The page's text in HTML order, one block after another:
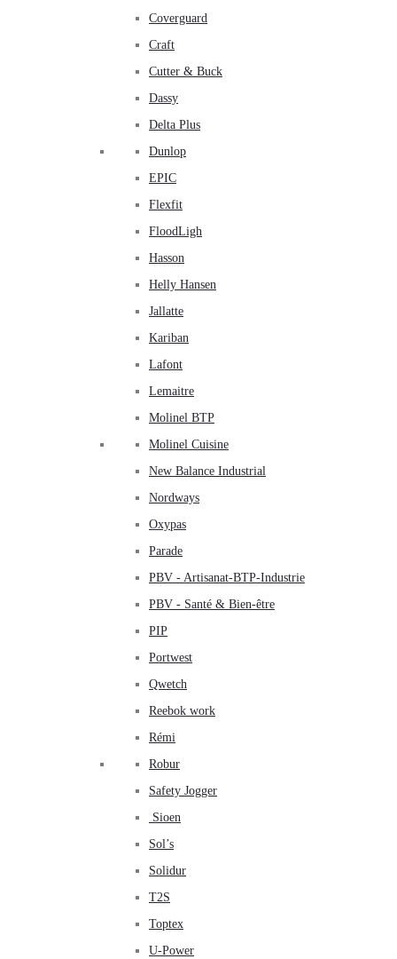
Coverguard
Craft
Cutter & Buck
Dassy
Delta Plus
Dunlop
EPIC
Flexfit
FloodLigh
Hasson
Helly Hansen
Jallatte
Kariban
Lafont
Lemaitre
Molinel BTP
Molinel Cuisine
New Balance Industrial
Nordways
Oxypas
Parade
PBV - Artisanat-BTP-Industrie
PBV - Santé & Bien-être
PIP
Portwest
Qwetch
Reebok work
Rémi
Robur
Safety Jogger
Sioen
Sol’s
Solidur
T2S
Toptex
U-Power